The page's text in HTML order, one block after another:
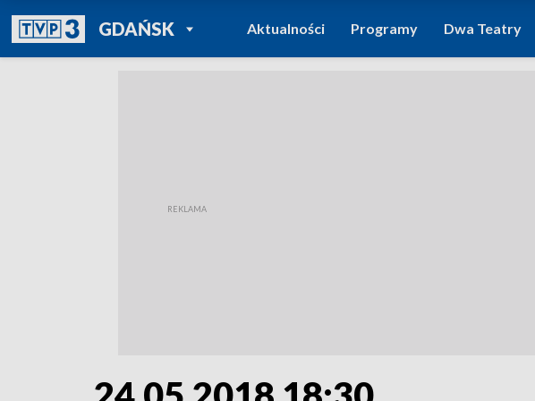
GDAŃSKPOWRÓT DO
TVP REGIONY
Aktualności Programy Dwa Teatry